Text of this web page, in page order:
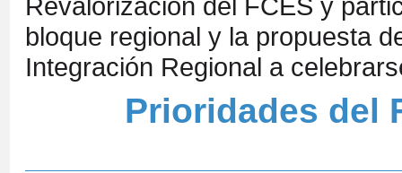
bloque regional y la propuesta
Integración Regional a
Prioridades del